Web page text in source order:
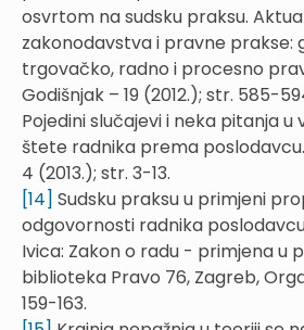
osvrtom na sudsku praksu.
zakonodavstva i pravne prakse:
trgovačko, radno i procesno
Godišnjak – 19 (2012.); str. 585-
Pojedini slučajevi i neka pitanja u
štete radnika prema
4 (2013.); str. 3-13.
[14] Sudsku praksu u primjeni
odgovornosti radnika
Ivica: Zakon o radu - primjena u
biblioteka Pravo 76, Zagreb,
159-163.